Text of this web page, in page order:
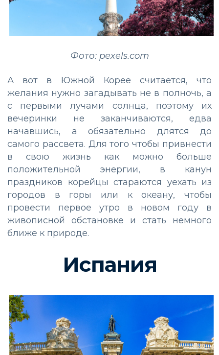
Фото: pexels.com
А вот в Южной Корее считается, что
желания нужно загадывать не в полночь, а
с первыми лучами солнца, поэтому их
вечеринки не заканчиваются, едва
начавшись, а обязательно длятся до
самого рассвета. Для того чтобы привнести
в свою жизнь как можно больше
положительной энергии, в канун
праздников корейцы стараются уехать из
городов в горы или к океану, чтобы
провести первое утро в новом году в
живописной обстановке и стать немного
ближе к природе.
Испания